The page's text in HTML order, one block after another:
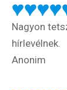
Nagyon
hírlevélnek.
Anonim